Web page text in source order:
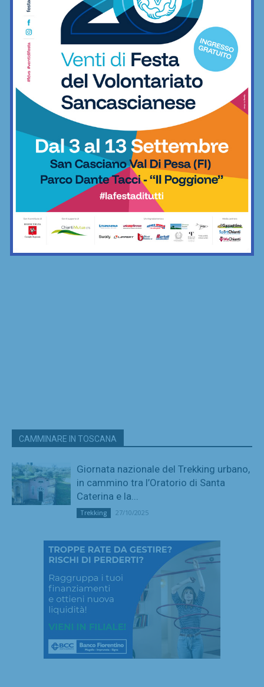
Arti marziali
European Traditional Karate
Championship: grandi prestazioni degli
atleti del nostro territorio
CAMMINARE IN TOSCANA
Giornata nazionale del Trekking urbano,
in cammino tra l’Oratorio di Santa
Caterina e la...
Trekking 27/10/2025